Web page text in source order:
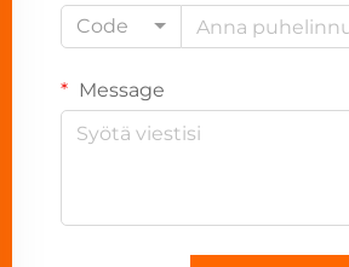
Code
Message